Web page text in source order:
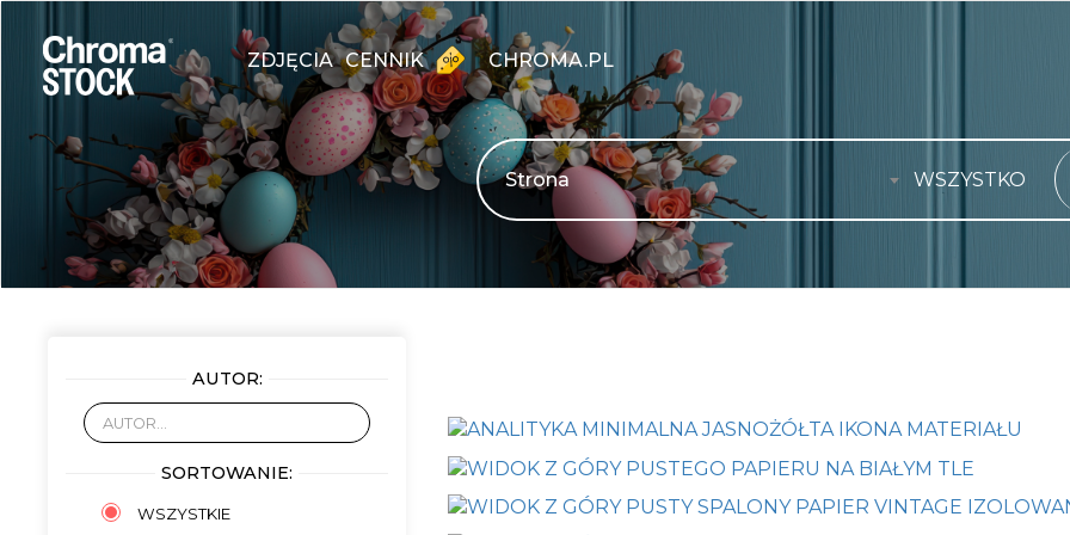
ZDJĘCIA CENNIK CHROMA.PL
WSZYSTKO
AUTOR:
SORTOWANIE:
WSZYSTKIE